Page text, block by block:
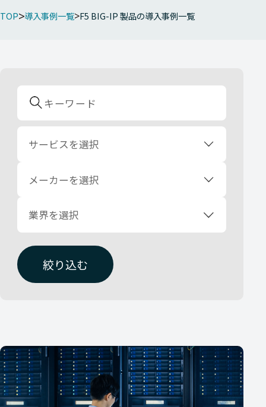
TOP 導入事例一覧 F5 BIG-IP 製品の導入事例一覧
サービスを選択
メーカーを選択
業界を選択
絞り込む